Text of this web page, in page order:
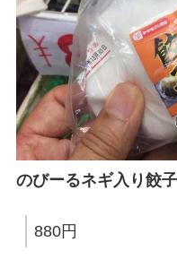
のびーるネギ入り餃
880円